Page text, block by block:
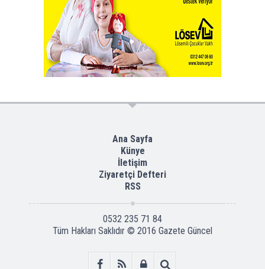
Ana Sayfa
Künye
İletişim
Ziyaretçi Defteri
RSS
0532 235 71 84
Tüm Hakları Saklıdır © 2016 Gazete Güncel